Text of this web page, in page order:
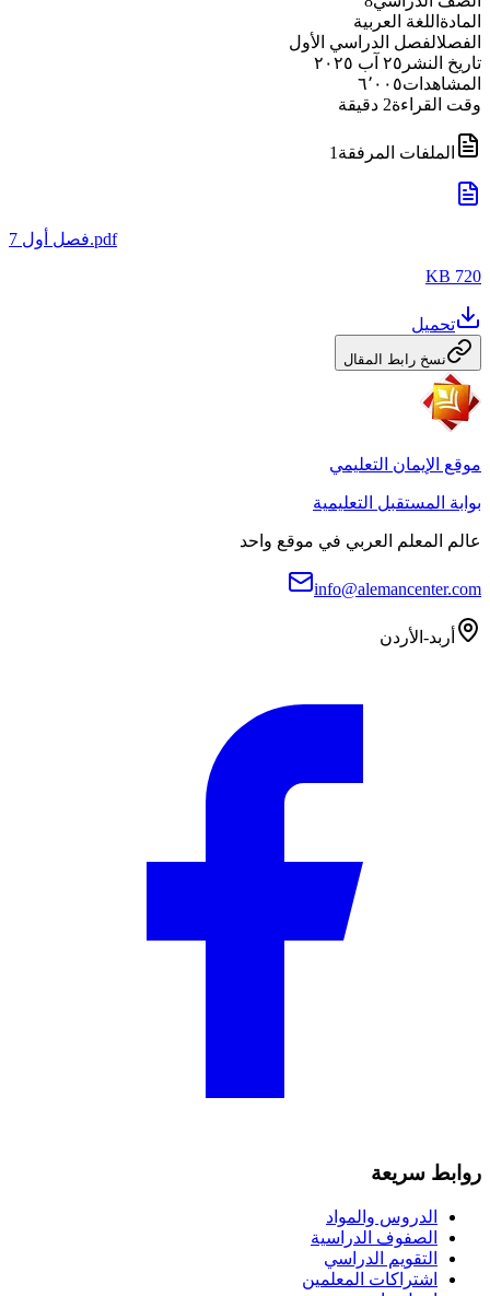
المادة اللغة العربية
الفصلالفصل الدراسي الأول
تاريخ النشر ٢٥ آب ٢٠٢٥
المشاهدات٦٬٠٠٥
وقت القراءة2 دقيقة
الملفات المرفقة 1
7 فصل أول.pdf
720 KB
تحميل
نسخ رابط المقال
موقع الإيمان التعليمي
بوابة المستقبل التعليمية
عالم المعلم العربي في موقع واحد
info@alemancenter.com
أربد-الأردن
روابط سريعة
الدروس والمواد
الصفوف الدراسية
التقويم الدراسي
اشتراكات المعلمين